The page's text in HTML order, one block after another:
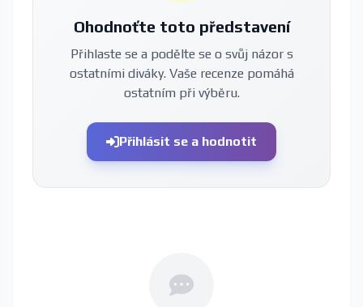
Ohodnoťte toto představení
Přihlaste se a podělte se o svůj názor s
ostatními diváky. Vaše recenze pomáhá
ostatním při výběru.
Přihlásit se a hodnotit